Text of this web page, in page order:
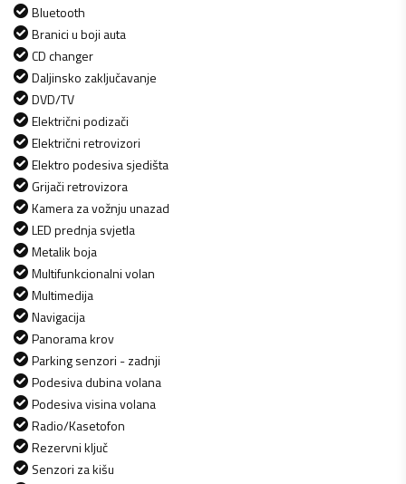
Bluetooth
Branici u boji auta
CD changer
Daljinsko zaključavanje
DVD/TV
Električni podizači
Električni retrovizori
Elektro podesiva sjedišta
Grijači retrovizora
Kamera za vožnju unazad
LED prednja svjetla
Metalik boja
Multifunkcionalni volan
Multimedija
Navigacija
Panorama krov
Parking senzori - zadnji
Podesiva dubina volana
Podesiva visina volana
Radio/Kasetofon
Rezervni ključ
Senzori za kišu